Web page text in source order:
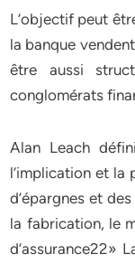
L’objectif peut
la banque
être aussi
conglomérats
Alan Leach
l’implication et la
d’épargnes et
la fabrication, le
d’assurance22»